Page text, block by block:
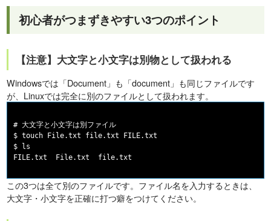
初心者がつまずきやすい3つのポイント
【注意】大文字と小文字は別物として扱われる
Windowsでは「Document」も「document」も同じファイルです
が、Linuxでは完全に別のファイルとして扱われます。
# 大文字と小文字は別ファイル
$ touch File.txt file.txt FILE.txt
$ ls
この3つは全て別のファイルです。ファイル名を入力するときは、
大文字・小文字を正確に打つ癖をつけてください。